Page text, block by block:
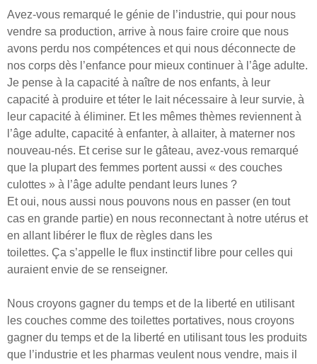
Avez-vous remarqué le génie de l’industrie, qui pour nous
vendre sa production, arrive à nous faire croire que nous
avons perdu nos compétences et qui nous déconnecte de
nos corps dès l’enfance pour mieux continuer à l’âge adulte.
Je pense à la capacité à naître de nos enfants, à leur
capacité à produire et téter le lait nécessaire à leur survie, à
leur capacité à éliminer. Et les mêmes thèmes reviennent à
l’âge adulte, capacité à enfanter, à allaiter, à materner nos
nouveau-nés. Et cerise sur le gâteau, avez-vous remarqué
que la plupart des femmes portent aussi « des couches
culottes » à l’âge adulte pendant leurs lunes ?
Et oui, nous aussi nous pouvons nous en passer (en tout
cas en grande partie) en nous reconnectant à notre utérus et
en allant libérer le flux de règles dans les
toilettes. Ça s’appelle le flux instinctif libre pour celles qui
auraient envie de se renseigner.
Nous croyons gagner du temps et de la liberté en utilisant
les couches comme des toilettes portatives, nous croyons
gagner du temps et de la liberté en utilisant tous les produits
que l’industrie et les pharmas veulent nous vendre, mais il